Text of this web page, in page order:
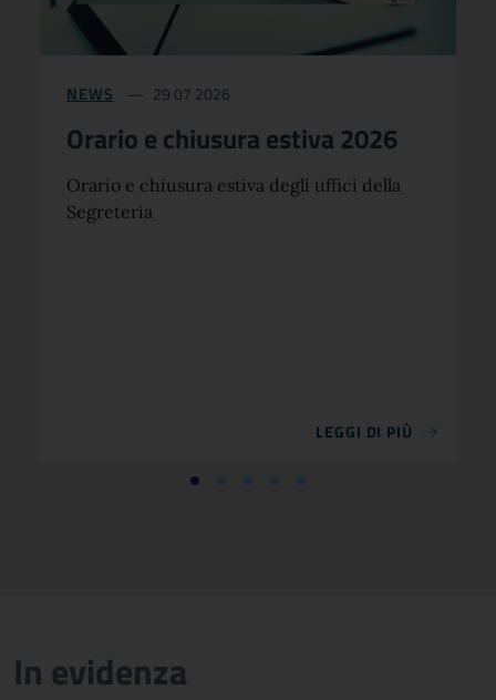
NEWS 29 07 2026
Orario e chiusura estiva 2026
Orario e chiusura estiva degli uffici della
Segreteria
LEGGI DI PIÙ
In evidenza